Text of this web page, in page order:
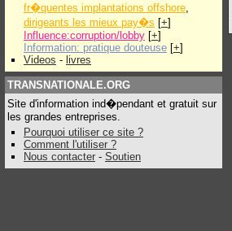
fr�quentes implantations offshore,
dirigeants les mieux pay�s [+]
Influence:corruption/lobby [+]
Information: pratique douteuse [+]
Videos - livres
TRANSNATIONALE.ORG
Site d'information ind�pendant et gratuit sur
les grandes entreprises.
Pourquoi utiliser ce site ?
Comment l'utiliser ?
Nous contacter - Soutien